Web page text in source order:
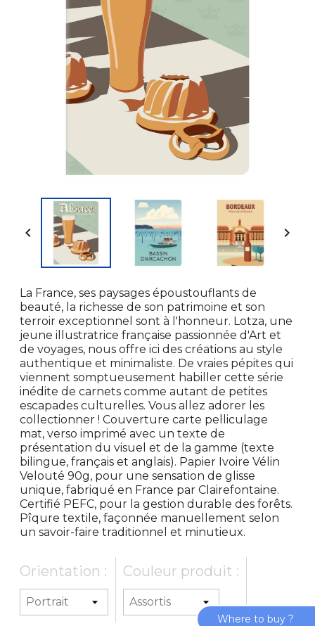
 
La France, ses paysages époustouflants de
beauté, la richesse de son patrimoine et son
terroir exceptionnel sont à l'honneur. Lotza, une
jeune illustratrice française passionnée d'Art et
de voyages, nous offre ici des créations au style
authentique et minimaliste. De vraies pépites qui
viennent somptueusement habiller cette série
inédite de carnets comme autant de petites
escapades culturelles. Vous allez adorer les
collectionner ! Couverture carte pelliculage
mat, verso imprimé avec un texte de
présentation du visuel et de la gamme (texte
bilingue, français et anglais). Papier Ivoire Vélin
Velouté 90g, pour une sensation de glisse
unique, fabriqué en France par Clairefontaine.
Certifié PEFC, pour la gestion durable des forêts.
Pîqure textile, façonnée manuellement selon
un savoir-faire traditionnel et minutieux.
Orientation : Couleur produit :
Where to buy ?